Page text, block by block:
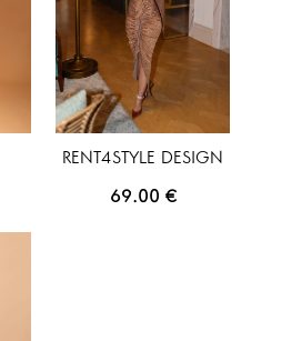
RENT4STYLE DESIGN
69.00 €